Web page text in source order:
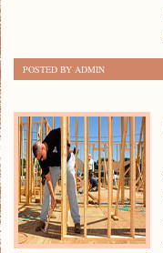
POSTED BY ADMIN